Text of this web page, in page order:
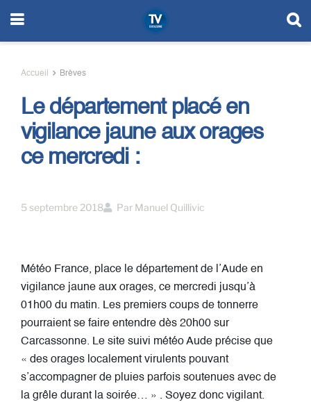
Accueil Brèves
Le département placé en
vigilance jaune aux orages
ce mercredi :
5 septembre 2018 Par Manuel Quillivic
Météo France, place le département de l’Aude en
vigilance jaune aux orages, ce mercredi jusqu’à
01h00 du matin. Les premiers coups de tonnerre
pourraient se faire entendre dès 20h00 sur
Carcassonne. Le site suivi météo Aude précise que
« des orages localement virulents pouvant
s’accompagner de pluies parfois soutenues avec de
la grêle durant la soirée… » . Soyez donc vigilant.